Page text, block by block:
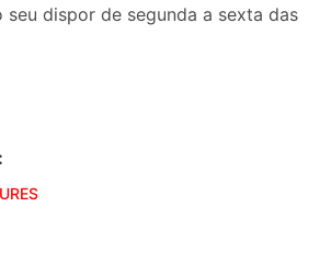
seu dispor de segunda a sexta das